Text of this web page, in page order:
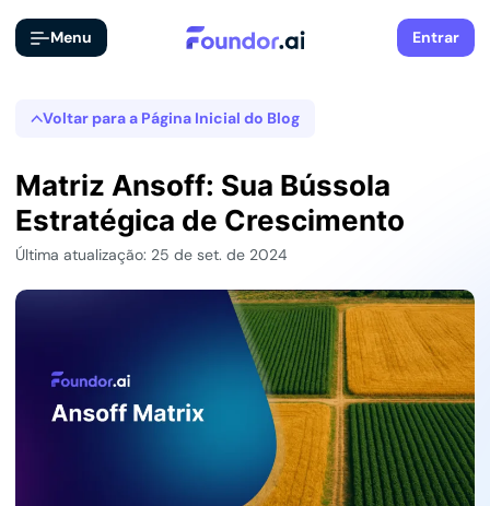
Menu Entrar
Voltar para a Página Inicial do Blog
Matriz Ansoff: Sua Bússola
Estratégica de Crescimento
Última atualização: 25 de set. de 2024